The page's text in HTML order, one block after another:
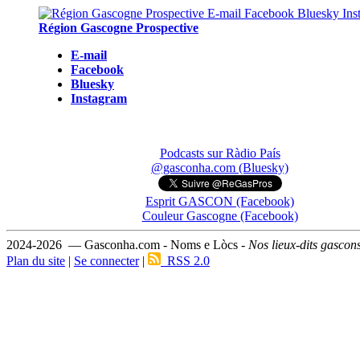
Région Gascogne Prospective
E-mail
Facebook
Bluesky
Instagram
Podcasts sur Ràdio País
@gasconha.com (Bluesky)
Esprit GASCON (Facebook)
Couleur Gascogne (Facebook)
2024-2026 — Gasconha.com - Noms e Lòcs - Nos lieux-dits
Plan du site | Se connecter| RSS 2.0